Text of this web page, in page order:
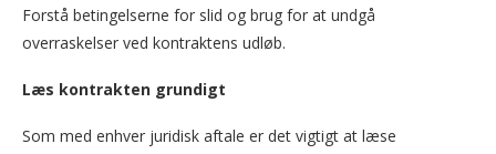
Forstå betingelserne for slid og brug for at undgå
overraskelser ved kontraktens udløb.
Læs kontrakten grundigt
Som med enhver juridisk aftale er det vigtigt at læse